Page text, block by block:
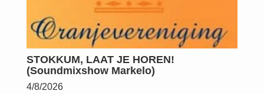
STOKKUM, LAAT JE HOREN!
(Soundmixshow Markelo)
4/8/2026